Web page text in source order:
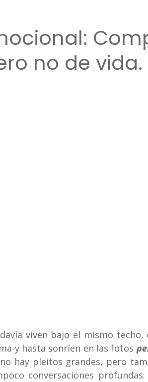
no de vida.
viven bajo el mismo techo,
y hasta sonríen en las fotos
hay pleitos grandes, pero
conversaciones